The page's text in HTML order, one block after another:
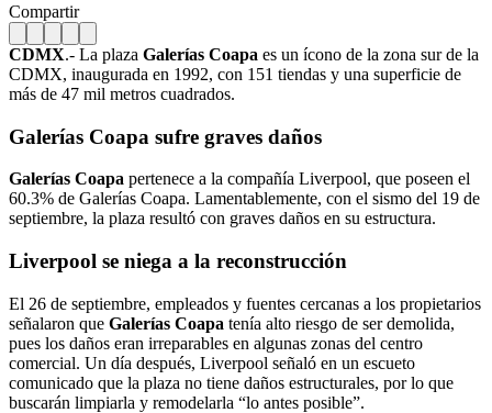
Compartir
CDMX.- La plaza Galerías Coapa es un ícono de la zona sur de la
CDMX, inaugurada en 1992, con 151 tiendas y una superficie de
más de 47 mil metros cuadrados.
Galerías Coapa sufre graves daños
Galerías Coapa pertenece a la compañía Liverpool, que poseen el
60.3% de Galerías Coapa. Lamentablemente, con el sismo del 19 de
septiembre, la plaza resultó con graves daños en su estructura.
Liverpool se niega a la reconstrucción
El 26 de septiembre, empleados y fuentes cercanas a los propietarios
señalaron que Galerías Coapa tenía alto riesgo de ser demolida,
pues los daños eran irreparables en algunas zonas del centro
comercial. Un día después, Liverpool señaló en un escueto
comunicado que la plaza no tiene daños estructurales, por lo que
buscarán limpiarla y remodelarla “lo antes posible”.